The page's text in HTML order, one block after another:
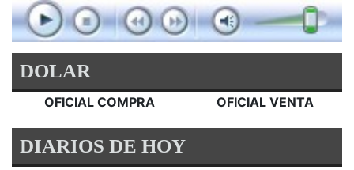
DOLAR
OFICIAL COMPRA OFICIAL VENTA
DIARIOS DE HOY